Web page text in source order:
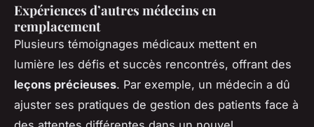
Expériences d’autres médecins en
remplacement
Plusieurs témoignages médicaux mettent en
lumière les défis et succès rencontrés, offrant des
leçons précieuses. Par exemple, un médecin a dû
ajuster ses pratiques de gestion des patients face à